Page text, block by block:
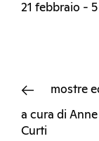
21 febbraio -
mostre
a cura di
Curti